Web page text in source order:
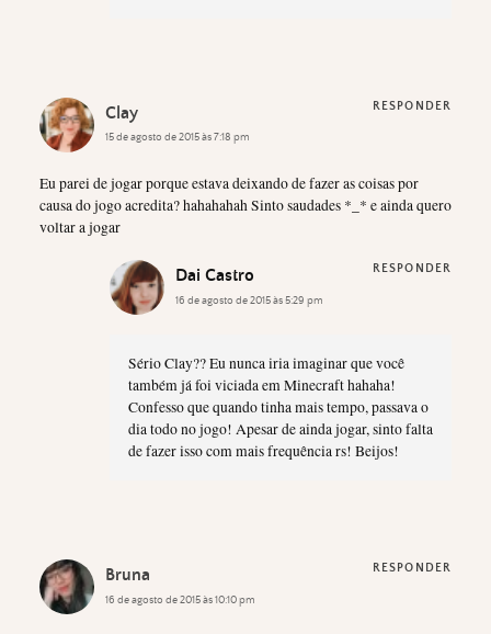
Clay
15 de agosto de 2015 às 7:18 pm
Eu parei de jogar porque estava deixando de fazer as coisas por
causa do jogo acredita? hahahahah Sinto saudades *_* e ainda quero
voltar a jogar
RESPONDER
Dai Castro
16 de agosto de 2015 às 5:29 pm
Sério Clay?? Eu nunca iria imaginar que você
também já foi viciada em Minecraft hahaha!
Confesso que quando tinha mais tempo, passava o
dia todo no jogo! Apesar de ainda jogar, sinto falta
de fazer isso com mais frequência rs! Beijos!
RESPONDER
Bruna
16 de agosto de 2015 às 10:10 pm
RESPONDER